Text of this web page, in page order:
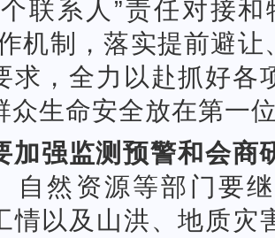
联系人”责任对接
机制，落实提前避
求，全力以赴抓好各
众生命安全放在第一
加强监测预警和会商
自然资源等部门要
情以及山洪、地质灾